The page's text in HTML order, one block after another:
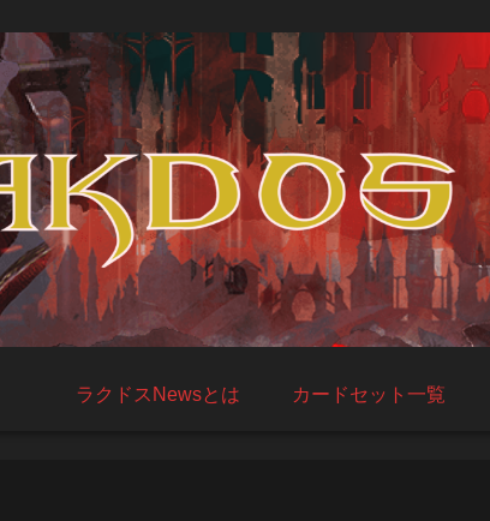
ラクドスNewsとは カードセット一覧